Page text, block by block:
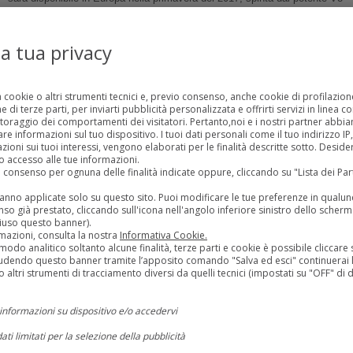
automatico.Declinata nell’accattivante colore Grabber Blu, è ulteriormente
valorizzata dalle stripe centrali di colore nero, a effetto dissolvenza, che
Fonte:
LEGGI TUTTO
23 Dicembre 2016 Auto Classiche No comments
Debutti in F1: i primi GP dei 10 piloti più grandi di sempre
In F1 il buongiorno non si vede dal mattino: analizzando i debutti nel
Circus dei 10 piloti più grandi di sempre possiamo infatti notare che solo
alcuni campioni sono stati capaci di mostrare le loro qualità già nella
prima gara del Mondiale.Di seguito troverete un breve resoconto dei primi
GP dei dieci piloti di F1 che sono stati capaci di conquistare almeno tre
Michael Schumacher.Juan Manuel Fangio (Argentina)Juan Manuel Fangio
affermato quando, a 38 anni, prende parte al primo GP iridato di sempre
tua privacy
cookie o altri strumenti tecnici e, previo consenso, anche cookie di
di terze parti, per inviarti pubblicità personalizzata e offrirti servizi in linea
dei comportamenti dei visitatori. Pertanto,noi e i nostri partner
informazioni sul tuo dispositivo. I tuoi dati personali come il tuo indirizzo
sui tuoi interessi, vengono elaborati per le finalità descritte sotto.
accesso alle tue informazioni.
consenso per ognuna delle finalità indicate oppure, cliccando su "Lista dei
applicate solo su questo sito. Puoi modificare le tue preferenze in
già prestato, cliccando sull'icona nell'angolo inferiore sinistro dello
questo banner).
consulta la nostra Informativa Cookie.
analitico soltanto alcune finalità, terze parti e cookie è possibile cliccare
questo banner tramite l’apposito comando "Salva ed esci"
altri strumenti di tracciamento diversi da quelli tecnici (impostati su "OFF" di
su dispositivo e/o accedervi
limitati per la selezione della pubblicità